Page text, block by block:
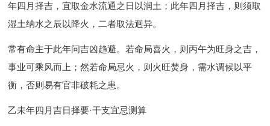
年四月择吉，宜取金水流通之日以润土；此年四月择吉，则须取
湿土纳水之辰以降火，二者取法迥异。
常有命主于此年问吉凶趋避。若命局喜火，则丙午为旺身之吉，
事业可乘风而上；然若命局忌火，则火旺焚身，需水调候以平
衡，否则易有官非破耗之患。
乙未年四月吉日择要·干支宜忌测算